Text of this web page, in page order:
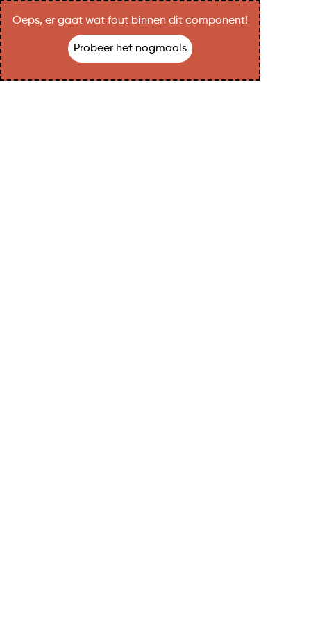
Oeps, er gaat wat fout binnen dit component!
Probeer het nogmaals